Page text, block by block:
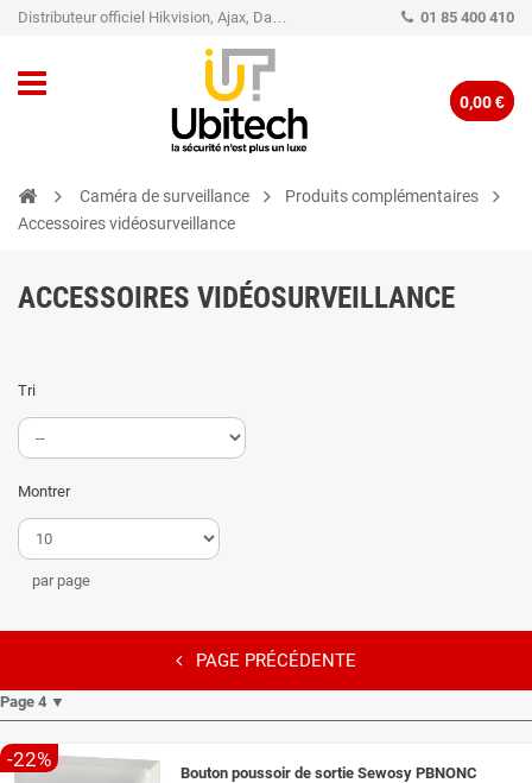
Distributeur officiel Hikvision, Ajax, Dahua, TP-Link - Caméra de vidéo surveillance - Alarme 01 85 400 410
0,00 €
Caméra de surveillance
Produits complémentaires
Accessoires vidéosurveillance
ACCESSOIRES VIDÉOSURVEILLANCE
Tri
Montrer
par page
PAGE PRÉCÉDENTE
Page 4 ▼
-22%
Bouton poussoir de sortie Sewosy PBNONC